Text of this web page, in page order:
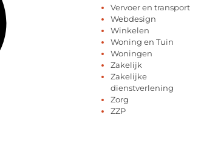
Vervoer en transport
Webdesign
Winkelen
Woning en Tuin
Woningen
Zakelijk
Zakelijke
dienstverlening
Zorg
ZZP